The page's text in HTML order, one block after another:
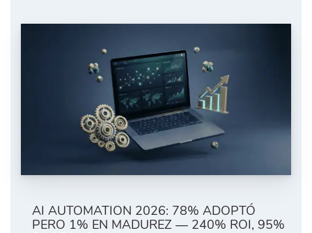
AI AUTOMATION 2026: 78% ADOPTÓ
PERO 1% EN MADUREZ — 240% ROI, 95%